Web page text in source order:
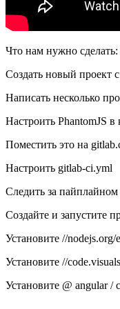
Что нам нужно сделать:
Создать новый проект
Написать несколько
Настроить PhantomJS в
Поместить это на
Настроить gitlab-ci.yml
Следить за
Создайте и запустите
Установите //nodejs.org/
Установите //
Установите @ angular /